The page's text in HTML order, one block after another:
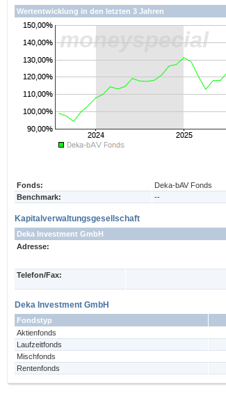
Wertentwicklung in den letzten 3 Jahren
Fonds:
Deka-bAV Fonds
Benchmark:
--
Kapitalverwaltungsgesellschaft
Deka Investment GmbH
Adresse:
Telefon/Fax:
Deka Investment GmbH
Fondstyp
Aktienfonds
Laufzeitfonds
Mischfonds
Rentenfonds